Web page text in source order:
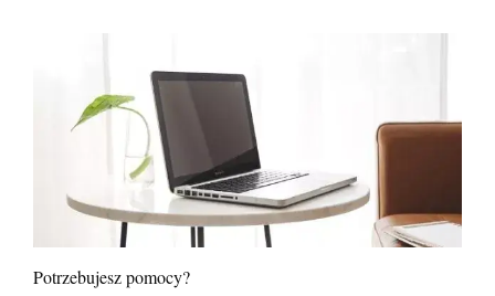
Potrzebujesz pomocy?